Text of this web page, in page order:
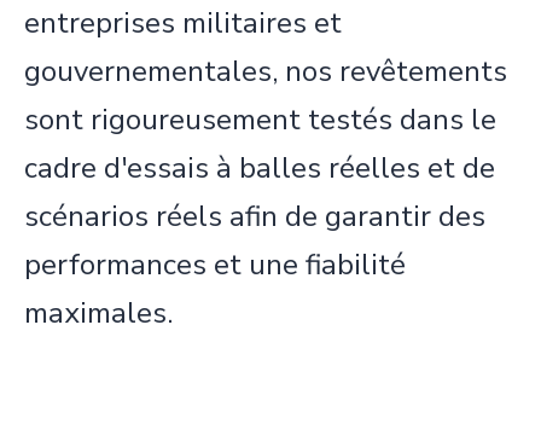
entreprises militaires et
gouvernementales, nos revêtements
sont rigoureusement testés dans le
cadre d'essais à balles réelles et de
scénarios réels afin de garantir des
performances et une fiabilité
maximales.